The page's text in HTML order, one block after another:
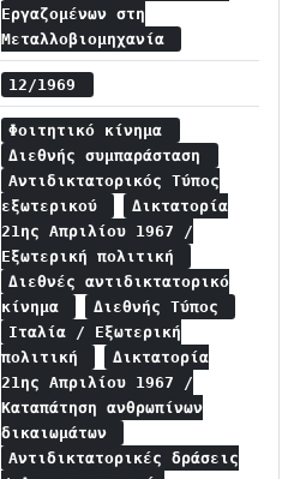
Εργαζομένων στη
Μεταλλοβιομηχανία
12/1969
Φοιτητικό κίνημα
Διεθνής συμπαράσταση
Αντιδικτατορικός Τύπος
εξωτερικού
Δικτατορία
21ης Απριλίου 1967 /
Εξωτερική πολιτική
Διεθνές αντιδικτατορικό
κίνημα
Διεθνής Τύπος
Ιταλία / Εξωτερική
πολιτική
Δικτατορία
21ης Απριλίου 1967 /
Καταπάτηση ανθρωπίνων
δικαιωμάτων
Αντιδικτατορικές δράσεις